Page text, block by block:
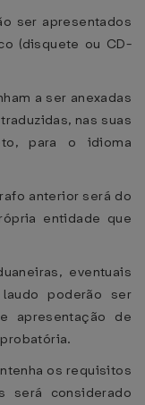
ser apresentados
(disquete ou CD-
a ser anexadas
nas suas
para o idioma
anterior será do
entidade que
eventuais
poderão ser
apresentação de
os requisitos
será considerado